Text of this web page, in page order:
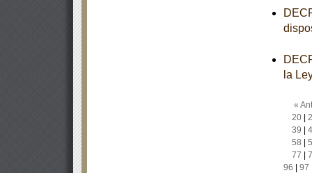
la
«
20|
39
58
77
96
97